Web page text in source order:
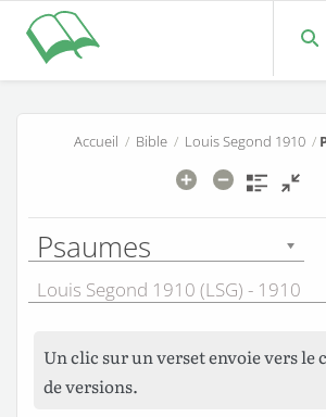
Accueil / Bible/ Louis Segond 1910/
Psaumes
Louis Segond 1910 (LSG) - 1910
Un clic sur un verset envoie vers le
de versions.